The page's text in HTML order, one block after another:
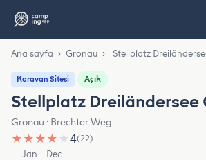
Ana sayfa › Gronau › Stellplatz
Karavan Sitesi Açık
Stellplatz Dreiländersee
Gronau · Brechter Weg
★ ★ ★ ★ ★4(22)
Jan – Dec